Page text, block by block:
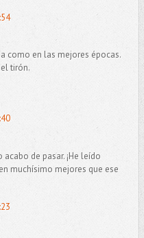
como en las mejores épocas.
tirón.
de pasar. ¡He leído
muchísimo mejores que ese